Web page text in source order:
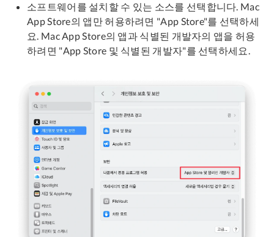
소프트웨어를 설치할 수 있는 소스를 선택합니다. Mac
App Store의 앱만 허용하려면 "App Store"를 선택하세
요. Mac App Store의 앱과 식별된 개발자의 앱을 허용
하려면 "App Store 및 식별된 개발자"를 선택하세요.